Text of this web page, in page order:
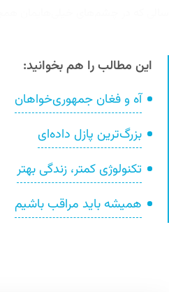
این مطالب را هم بخوانید:
آه و فغان جمهوری‌خواهان
بزرگ‌ترین پازل داده‌ای
تکنولوژی کمتر، زندگی بهتر
همیشه باید مراقب باشیم